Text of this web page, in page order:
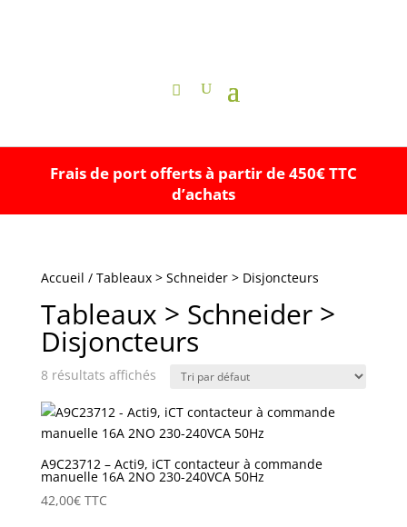
Frais de port offerts à partir de 450€ TTC
d’achats
Accueil / Tableaux > Schneider > Disjoncteurs
Tableaux > Schneider >
Disjoncteurs
8 résultats affichés
A9C23712 – Acti9, iCT contacteur à commande
manuelle 16A 2NO 230-240VCA 50Hz
42,00€ TTC